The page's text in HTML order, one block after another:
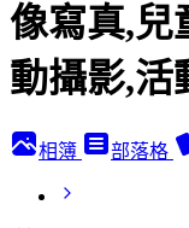
像寫真,兒
動攝影,活
相簿 部落格